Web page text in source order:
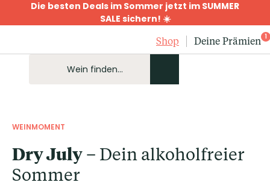
Die besten Deals im Sommer jetzt im SUMMER
SALE sichern! ☀️
Shop
Deine Prämien 1
WEINMOMENT
Dry July – Dein alkoholfreier
Sommer